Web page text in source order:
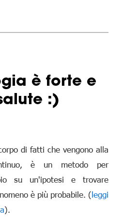
è forte e
:)
di fatti che vengono alla
è un metodo per
su un'ipotesi e trovare
è più probabile. (leggi
).